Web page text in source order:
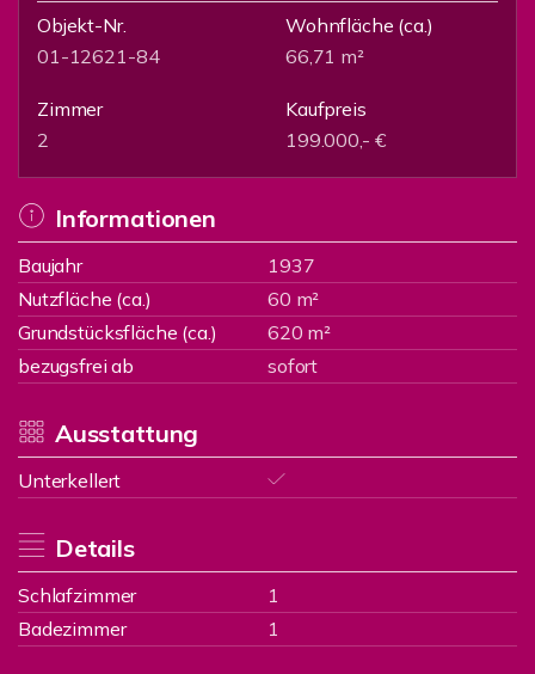
Objekt-Nr.
01-12621-84
Wohnfläche (ca.)
66,71 m²
Zimmer
2
Kaufpreis
199.000,- €
Informationen
Baujahr
1937
Nutzfläche (ca.)
60 m²
Grundstücksfläche (ca.)
620 m²
bezugsfrei ab
sofort
Ausstattung
Unterkellert
Details
Schlafzimmer
1
Badezimmer
1